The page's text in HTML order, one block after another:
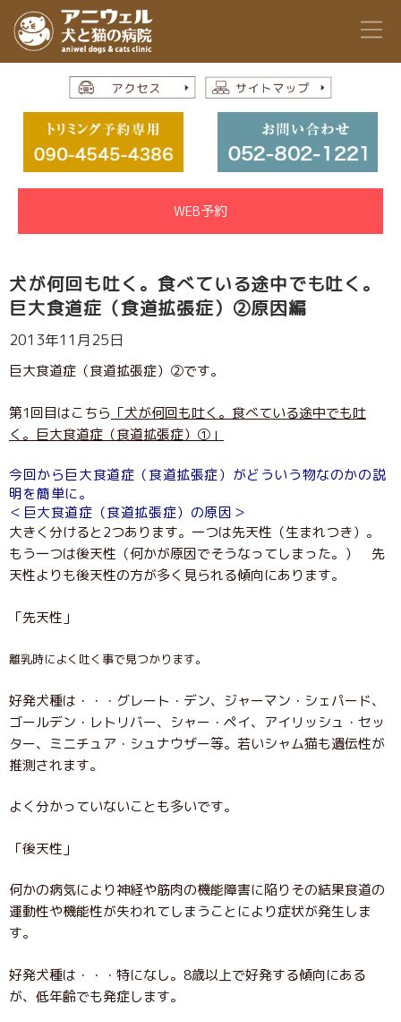
WEB予約
犬が何回も吐く。食べている途中でも吐く。
巨大食道症（食道拡張症）②原因編
2013年11月25日
巨大食道症（食道拡張症）②です。
第1回目はこちら 「犬が何回も吐く。食べている途中でも吐
く。巨大食道症（食道拡張症）①」
今回から巨大食道症（食道拡張症）がどういう物なのかの説
明を簡単に。
＜巨大食道症（食道拡張症）の原因＞
大きく分けると2つあります。一つは先天性（生まれつき）。
もう一つは後天性（何かが原因でそうなってしまった。） 先
天性よりも後天性の方が多く見られる傾向にあります。
「先天性」
離乳時によく吐く事で見つかります。
好発犬種は・・・グレート・デン、ジャーマン・シェパード、
ゴールデン・レトリバー、シャー・ペイ、アイリッシュ・セッ
ター、ミニチュア・シュナウザー等。若いシャム猫も遺伝性が
推測されます。
よく分かっていないことも多いです。
「後天性」
何かの病気により神経や筋肉の機能障害に陥りその結果食道の
運動性や機能性が失われてしまうことにより症状が発生しま
す。
好発犬種は・・・特になし。8歳以上で好発する傾向にある
が、低年齢でも発症します。